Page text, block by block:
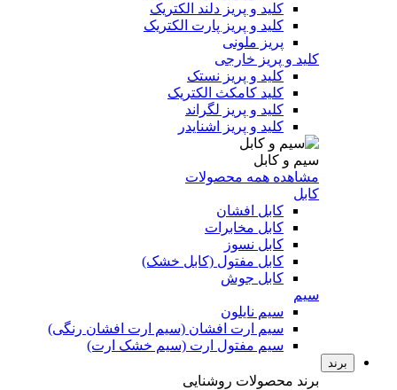
کلید و پریز دلند الکتریک
کلید و پریز پارت الکتریک
پریز ملونی
کلید و پریز خارجی
کلید و پریز نستک
کلید کامکث الکتریک
کلید و پریز لگراند
کلید و پریز اشنایدر
سیم و کابل
مشاهده همه محصولات
کابل
کابل افشان
کابل مخابرات
کابل نسوز
کابل مفتول (کابل خشک)
کابل جوش
سیم
سیم نایلون
سیم ارت افشان (سیم ارت افشان رنگی)
سیم مفتول ارت (سیم خشک ارت)
برند
برند محصولات روشنایی